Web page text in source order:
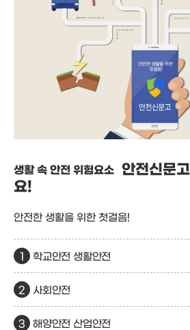
생활 속 안전 위험요소 안전신문고
요!
안전한 생활을 위한 첫걸음!
학교안전 생활안전
사회안전
해양안전 산업안전